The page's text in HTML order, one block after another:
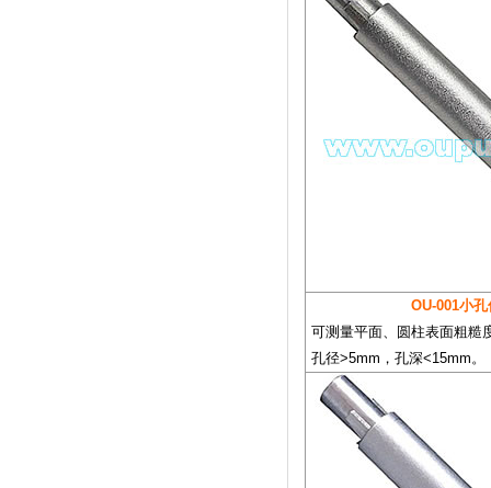
OU-001小
可测量平面、圆柱表面粗糙
孔径>5mm，孔深<15mm。